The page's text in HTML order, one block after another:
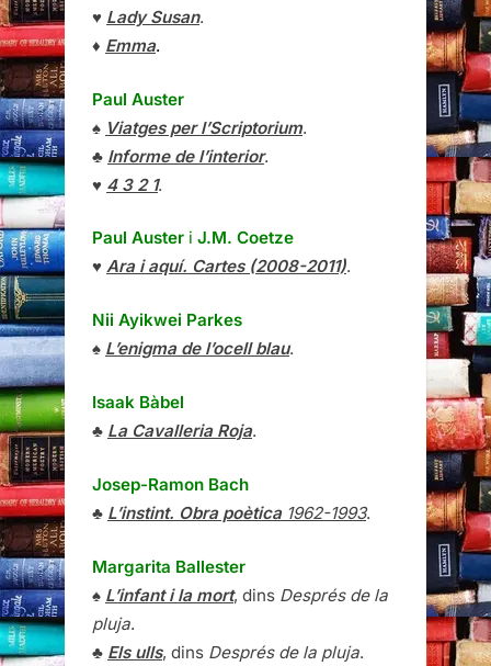
♥ Lady Susan.
♦ Emma.
Paul Auster
♠ Viatges per l’Scriptorium.
♣ Informe de l’interior.
♥ 4 3 2 1.
Paul Auster i J.M. Coetze
♥ Ara i aquí. Cartes (2008-2011).
Nii Ayikwei Parkes
♠ L’enigma de l’ocell blau.
Isaak Bàbel
♣ La Cavalleria Roja.
Josep-Ramon Bach
♣ L’instint. Obra poètica1962-1993.
Margarita Ballester
♠ L’infant i la mort, dins Després de la
pluja.
♣ Els ulls, dins Després de la pluja.